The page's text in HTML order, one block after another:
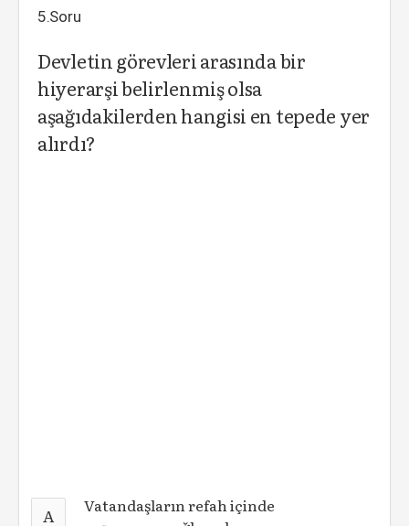
5.Soru
Devletin görevleri arasında bir
hiyerarşi belirlenmiş olsa
aşağıdakilerden hangisi en tepede yer
alırdı?
A
Vatandaşların refah içinde